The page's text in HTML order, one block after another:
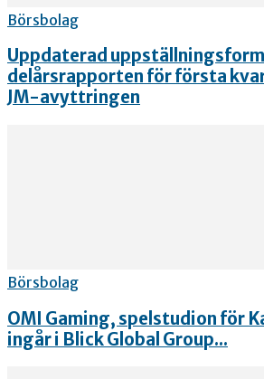
Börsbolag
Uppdaterad
delårsrapporten för första
JM-avyttringen
Börsbolag
OMI Gaming, spelstudion för
ingår i Blick Global Group...